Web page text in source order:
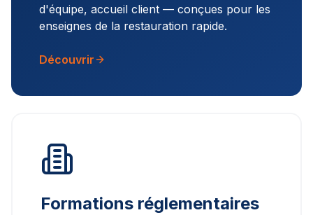
d'équipe, accueil client — conçues pour les
enseignes de la restauration rapide.
Découvrir
Formations réglementaires